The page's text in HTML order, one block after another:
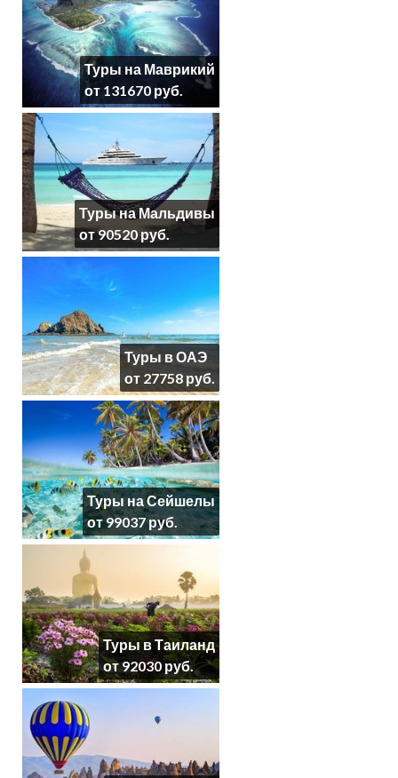
Туры на Маврикий
от 131670 руб.
Туры на Мальдивы
от 90520 руб.
Туры в ОАЭ
от 27758 руб.
Туры на Сейшелы
от 99037 руб.
Туры в Таиланд
от 92030 руб.